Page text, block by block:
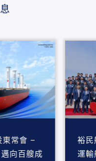
東常會 –
向百艘成
裕民
運輸